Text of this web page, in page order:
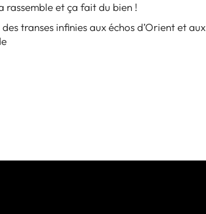
rassemble et ça fait du bien !
transes infinies aux échos d’Orient et aux